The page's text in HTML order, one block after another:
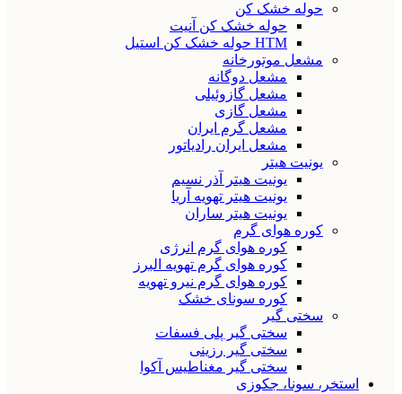
حوله خشک کن
حوله خشک کن آنیت
HTM حوله خشک کن استیل
مشعل موتورخانه
مشعل دوگانه
مشعل گازوئیلی
مشعل گازی
مشعل گرم ایران
مشعل ایران رادیاتور
یونیت هیتر
یونیت هیتر آذر نسیم
یونیت هیتر تهویه آریا
یونیت هیتر ساران
کوره هوای گرم
کوره هوای گرم انرژی
کوره هوای گرم تهویه البرز
کوره هوای گرم نیرو تهویه
کوره سونای خشک
سختی گیر
سختی گیر پلی فسفات
سختی گیر رزینی
سختی گیر مغناطیس آکوا
استخر، سونا، جکوزی